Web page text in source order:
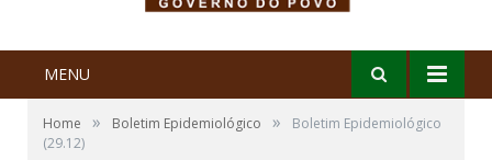
MENU
Home » Boletim Epidemiológico »
Boletim Epidemiológico
(29.12)